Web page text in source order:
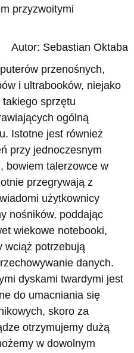
przyzwoitymi
Autor: Sebastian Oktaba
przenośnych,
i ultrabooków, niejako
takiego sprzętu
ogólną
Istotne jest również
przy jednoczesnym
bowiem talerzowce w
przegrywają z
użytkownicy
nośników, poddając
wiekowe notebooki,
wciąż potrzebują
danych.
dyskami twardymi jest
do umacniania się
skoro za
otrzymujemy dużą
w dowolnym